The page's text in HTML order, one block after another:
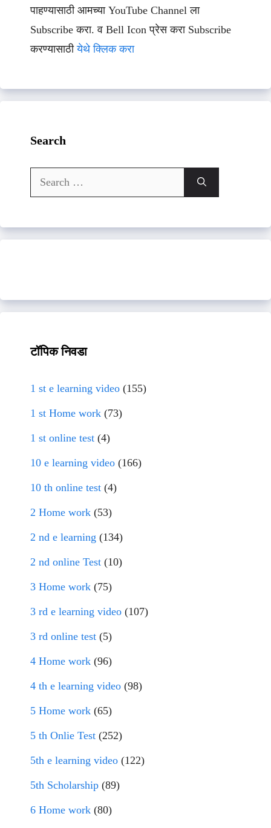
पाहण्यासाठी आमच्या YouTube Channel ला
Subscribe करा. व Bell Icon प्रेस करा Subscribe
करण्यासाठीयेथे क्लिक करा
Search
Search
for:
टॉपिक निवडा
1 st e learning video (155)
1 st Home work (73)
1 st online test (4)
10 e learning video (166)
10 th online test (4)
2 Home work (53)
2 nd e learning (134)
2 nd online Test (10)
3 Home work (75)
3 rd e learning video (107)
3 rd online test (5)
4 Home work (96)
4 th e learning video (98)
5 Home work (65)
5 th Onlie Test (252)
5th e learning video (122)
5th Scholarship (89)
6 Home work (80)